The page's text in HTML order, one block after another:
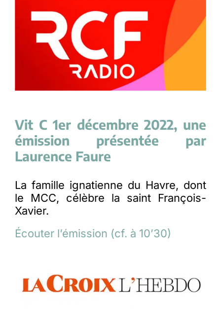
Vit C 1er décembre 2022, une
émission présentée par
Laurence Faure
La famille ignatienne du Havre, dont
le MCC, célèbre la saint François-
Xavier.
Écouter l’émission (cf. à 10’30)